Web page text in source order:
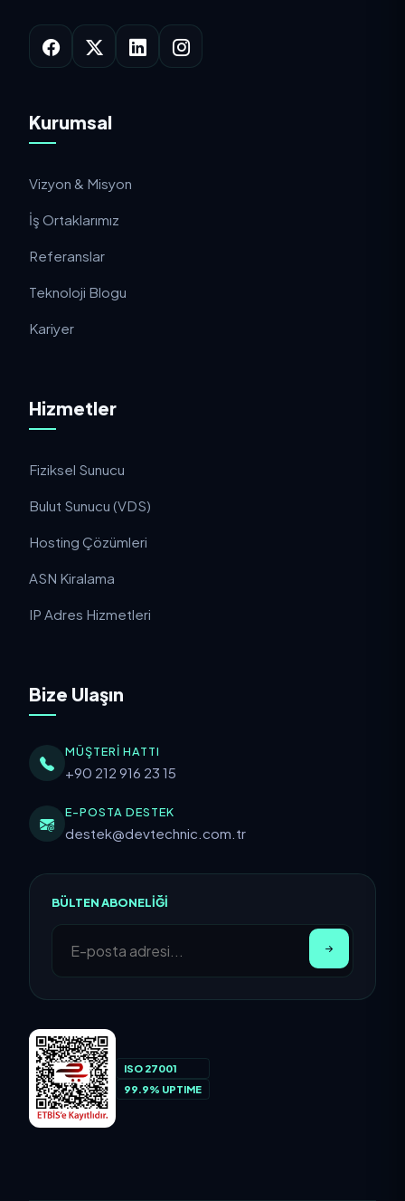
Kurumsal
Vizyon & Misyon
İş Ortaklarımız
Referanslar
Teknoloji Blogu
Kariyer
Hizmetler
Fiziksel Sunucu
Bulut Sunucu (VDS)
Hosting Çözümleri
ASN Kiralama
IP Adres Hizmetleri
Bize Ulaşın
MÜŞTERI HATTI
+90 212 916 23 15
E-POSTA DESTEK
destek@devtechnic.com.tr
BÜLTEN ABONELIĞI
ISO 27001
99.9% UPTIME